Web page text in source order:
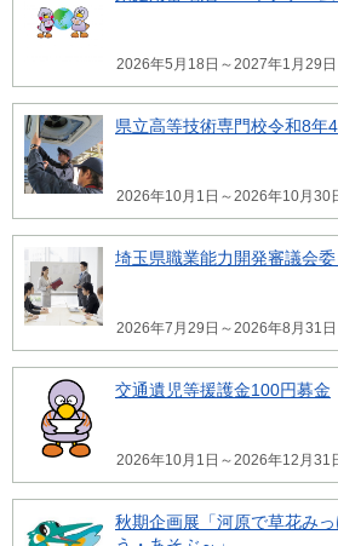
2026年5月18日～2027年1月29日
県立高等技術専門校令和8年
2026年10月1日～2026年10月30
埼玉県職業能力開発審議会
2026年7月29日～2026年8月31日
交通遺児等援護金100円募金
2026年10月1日～2026年12月31
秋期企画展「河原で草花み